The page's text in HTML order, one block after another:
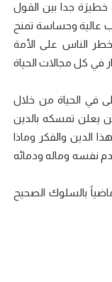
خطيرَة جدا بين القول
عالية وحساسة تمنح
الناس على الأمة
في كل مجالات الحياة
في الحياة من خلال
يعلن تمسكه بالدين
الدين والفكر وماذا
نفسه وماله ودمائه
بالسلوك الصحيح